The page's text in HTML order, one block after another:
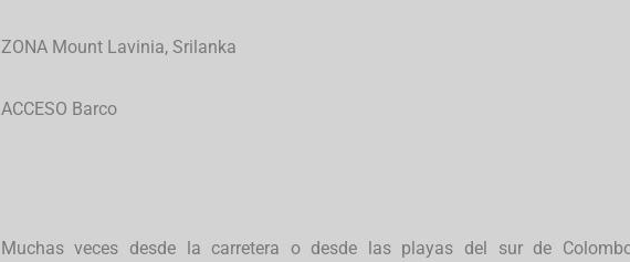
ZONA Mount Lavinia, Srilanka
ACCESO Barco
Muchas veces desde la carretera o desde las playas del sur de